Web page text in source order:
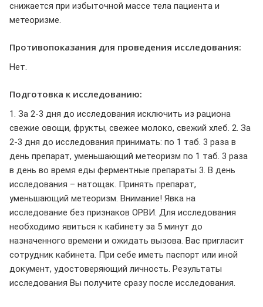
снижается при избыточной массе тела пациента и
метеоризме.
Противопоказания для проведения исследования:
Нет.
Подготовка к исследованию:
1. За 2-3 дня до исследования исключить из рациона
свежие овощи, фрукты, свежее молоко, свежий хлеб. 2. За
2-3 дня до исследования принимать: по 1 таб. 3 раза в
день препарат, уменьшающий метеоризм по 1 таб. 3 раза
в день во время еды ферментные препараты 3. В день
исследования – натощак. Принять препарат,
уменьшающий метеоризм. Внимание! Явка на
исследование без признаков ОРВИ. Для исследования
необходимо явиться к кабинету за 5 минут до
назначенного времени и ожидать вызова. Вас пригласит
сотрудник кабинета. При себе иметь паспорт или иной
документ, удостоверяющий личность. Результаты
исследования Вы получите сразу после исследования.